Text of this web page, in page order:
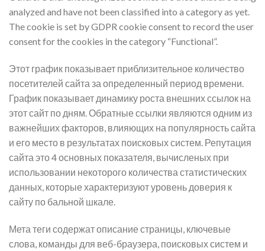
analyzed and have not been classified into a category as yet.
The cookie is set by GDPR cookie consent to record the user
consent for the cookies in the category “Functional”.
Этот график показывает приблизительное количество
посетителей сайта за определенный период времени.
График показывает динамику роста внешних ссылок на
этот сайт по дням. Обратные ссылки являются одним из
важнейших факторов, влияющих на популярность сайта
и его место в результатах поисковых систем. Репутация
сайта это 4 основных показателя, вычисленых при
использовании некоторого количества статистических
данных, которые характеризуют уровень доверия к
сайту по бальной шкале.
Мета теги содержат описание страницы, ключевые
слова, команды для веб-браузера, поисковых систем и